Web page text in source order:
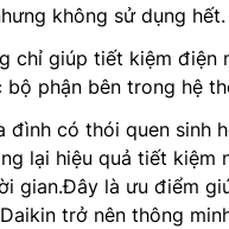
không sử dụng hết.
chỉ giúp tiết kiệm điện
bộ phận bên trong hệ
đình có thói quen sinh
lại hiệu quả tiết kiệm
gian.Đây là ưu điểm
trở nên thông